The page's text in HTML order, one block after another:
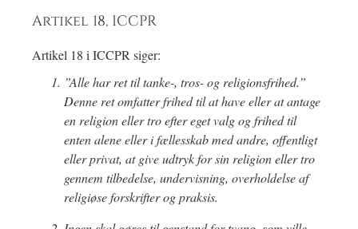
Artikel 18, ICCPR
Artikel 18 i ICCPR siger:
”Alle har ret til tanke-, tros- og religionsfrihed.”
Denne ret omfatter frihed til at have eller at antage
en religion eller tro efter eget valg og frihed til
enten alene eller i fællesskab med andre, offentligt
eller privat, at give udtryk for sin religion eller tro
gennem tilbedelse, undervisning, overholdelse af
religiøse forskrifter og praksis.